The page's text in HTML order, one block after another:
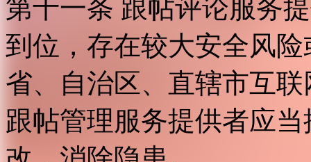
第十一条 跟帖评论服务
到位，存在较大安全风
省、自治区、直辖市互
跟帖管理服务提供者应